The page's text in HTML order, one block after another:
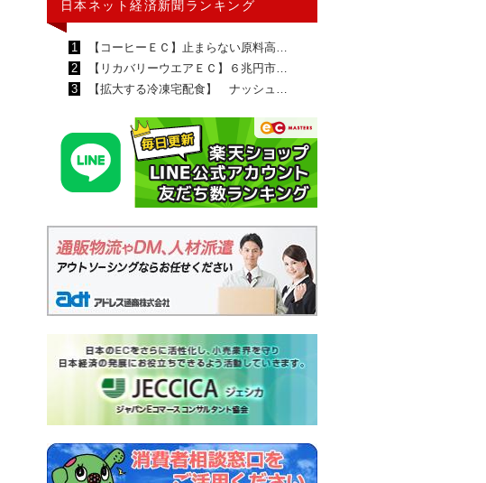
日本ネット経済新聞ランキング
1
【コーヒーＥＣ】止まらない原料高…
2
【リカバリーウエアＥＣ】６兆円市…
3
【拡大する冷凍宅配食】 ナッシュ…